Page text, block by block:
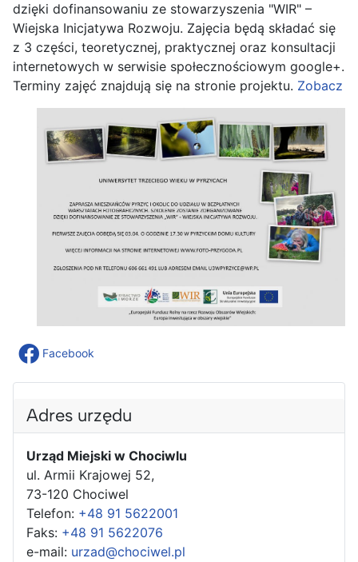
dzięki dofinansowaniu ze stowarzyszenia "WIR" –
Wiejska Inicjatywa Rozwoju. Zajęcia będą składać się
z 3 części, teoretycznej, praktycznej oraz konsultacji
internetowych w serwisie społecznościowym google+.
Terminy zajęć znajdują się na stronie projektu. Zobacz
Facebook
Adres urzędu
Urząd Miejski w Chociwlu
ul. Armii Krajowej 52,
73-120 Chociwel
Telefon: +48 91 5622001
Faks: +48 91 5622076
e-mail: urzad@chociwel.pl